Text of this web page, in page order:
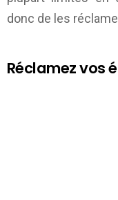
donc de les
Réclamez vos